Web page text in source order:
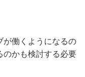
が働くようになるの
のかも検討する必要